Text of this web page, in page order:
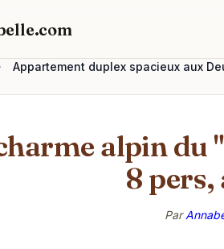
Appartement duplex spacieux aux
alpin du
8
Par